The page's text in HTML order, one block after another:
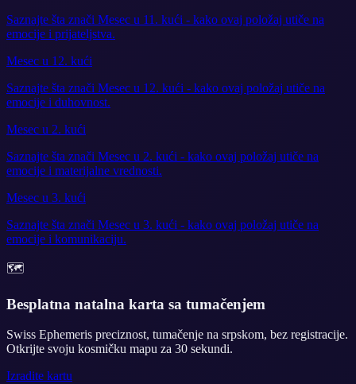
Saznajte šta znači Mesec u 11. kući - kako ovaj položaj utiče na
emocije i prijateljstva.
Mesec u 12. kući
Saznajte šta znači Mesec u 12. kući - kako ovaj položaj utiče na
emocije i duhovnost.
Mesec u 2. kući
Saznajte šta znači Mesec u 2. kući - kako ovaj položaj utiče na
emocije i materijalne vrednosti.
Mesec u 3. kući
Saznajte šta znači Mesec u 3. kući - kako ovaj položaj utiče na
emocije i komunikaciju.
🗺️
Besplatna natalna karta sa tumačenjem
Swiss Ephemeris preciznost, tumačenje na srpskom, bez registracije.
Otkrijte svoju kosmičku mapu za 30 sekundi.
Izradite kartu